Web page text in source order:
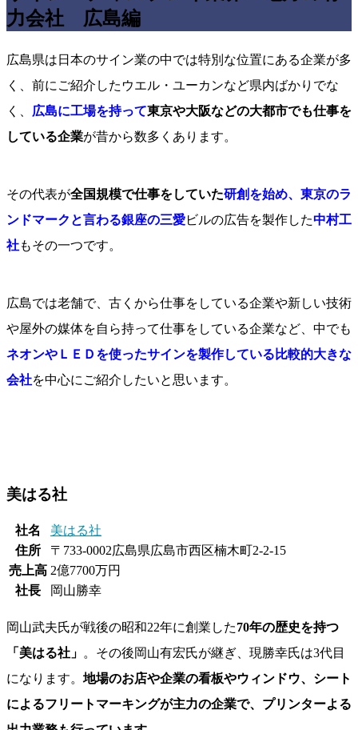
力会社 広島編
広島県は日本のサイン業の中では特別な位置にある企業が多
く、前にご紹介したウエル・ユーカンなど県内ばかりでな
く、 広島に工場を持って東京や大阪などの大都市でも仕事を
している企業が昔から数多くあります。
その代表が全国規模で仕事をしていた研創を始め、東京のラ
ンドマークと言わる銀座の三愛ビルの広告を製作した中村工
社もその一つです。
広島では老舗で、古くから仕事をしている企業や新しい技術
や屋外の媒体を自ら持って仕事をしている企業など、中でも
ネオンやＬＥＤを使ったサインを製作している比較的大きな
会社を中心にご紹介したいと思います。
美はる社
社名
美はる社
住所
〒733-0002広島県広島市西区楠木町2-2-15
売上高 2億7700万円
社長
岡山勝幸
岡山武夫氏が戦後の昭和22年に創業した70年の歴史を持つ
「美はる社」 。その後岡山有宏氏が継ぎ、現勝幸氏は3代目
になります。 地場のお店や企業の看板やウィンドウ、シート
によるフリートマーキングが主力の企業で、プリンターよる